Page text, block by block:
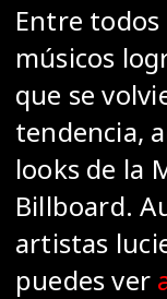
Entre
músicos
que se
tendencia,
looks de la
Billboard.
artistas
puedes ver